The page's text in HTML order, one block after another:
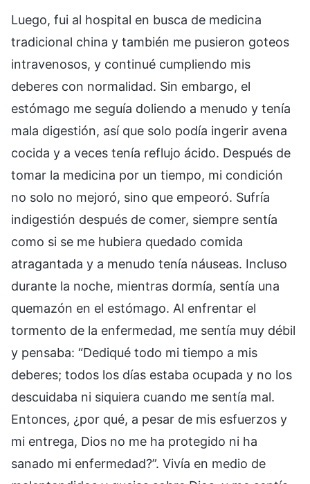
Luego, fui al hospital en busca de medicina
tradicional china y también me pusieron goteos
intravenosos, y continué cumpliendo mis
deberes con normalidad. Sin embargo, el
estómago me seguía doliendo a menudo y tenía
mala digestión, así que solo podía ingerir avena
cocida y a veces tenía reflujo ácido. Después de
tomar la medicina por un tiempo, mi condición
no solo no mejoró, sino que empeoró. Sufría
indigestión después de comer, siempre sentía
como si se me hubiera quedado comida
atragantada y a menudo tenía náuseas. Incluso
durante la noche, mientras dormía, sentía una
quemazón en el estómago. Al enfrentar el
tormento de la enfermedad, me sentía muy débil
y pensaba: “Dediqué todo mi tiempo a mis
deberes; todos los días estaba ocupada y no los
descuidaba ni siquiera cuando me sentía mal.
Entonces, ¿por qué, a pesar de mis esfuerzos y
mi entrega, Dios no me ha protegido ni ha
sanado mi enfermedad?”. Vivía en medio de